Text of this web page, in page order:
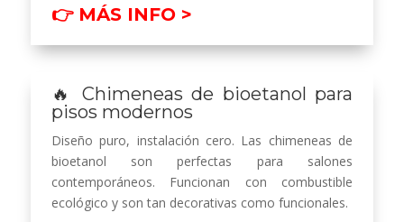
👉 MÁS INFO >
🔥 Chimeneas de bioetanol para
pisos modernos
Diseño puro, instalación cero. Las chimeneas de
bioetanol son perfectas para salones
contemporáneos. Funcionan con combustible
ecológico y son tan decorativas como funcionales.